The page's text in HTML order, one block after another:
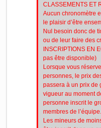
CLASSEMENTS ET
Aucun chronomètre
le plaisir d’être
Nul besoin donc de
ou de leur faire des
INSCRIPTIONS EN
pas être disponible)
Lorsque vous
personnes, le prix
passera à un prix de
vigueur au moment
personne inscrit le
membres de l’équipe.
Les mineurs de